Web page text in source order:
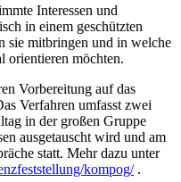
Interessen und
in einem geschützten
sie mitbringen und in welche
orientieren möchten.
Vorbereitung auf das
Verfahren umfasst zwei
in der großen Gruppe
ausgetauscht wird und am
statt. Mehr dazu unter
kompog/.